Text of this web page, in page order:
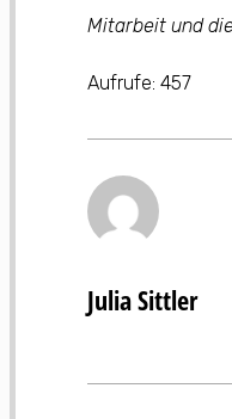
Mitarbeit und
Aufrufe: 457
Julia Sittler